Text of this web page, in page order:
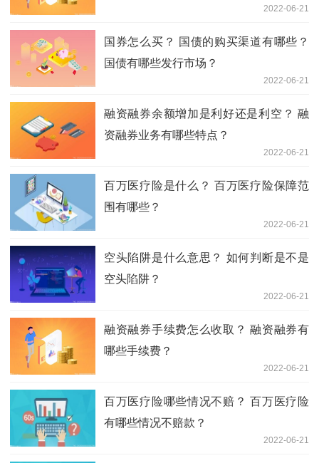
2022-06-21
国券怎么买？ 国债的购买渠道有哪些？
国债有哪些发行市场？
2022-06-21
融资融券余额增加是利好还是利空？ 融
资融券业务有哪些特点？
2022-06-21
百万医疗险是什么？ 百万医疗险保障范
围有哪些？
2022-06-21
空头陷阱是什么意思？ 如何判断是不是
空头陷阱？
2022-06-21
融资融券手续费怎么收取？ 融资融券有
哪些手续费？
2022-06-21
百万医疗险哪些情况不赔？ 百万医疗险
有哪些情况不赔款？
2022-06-21